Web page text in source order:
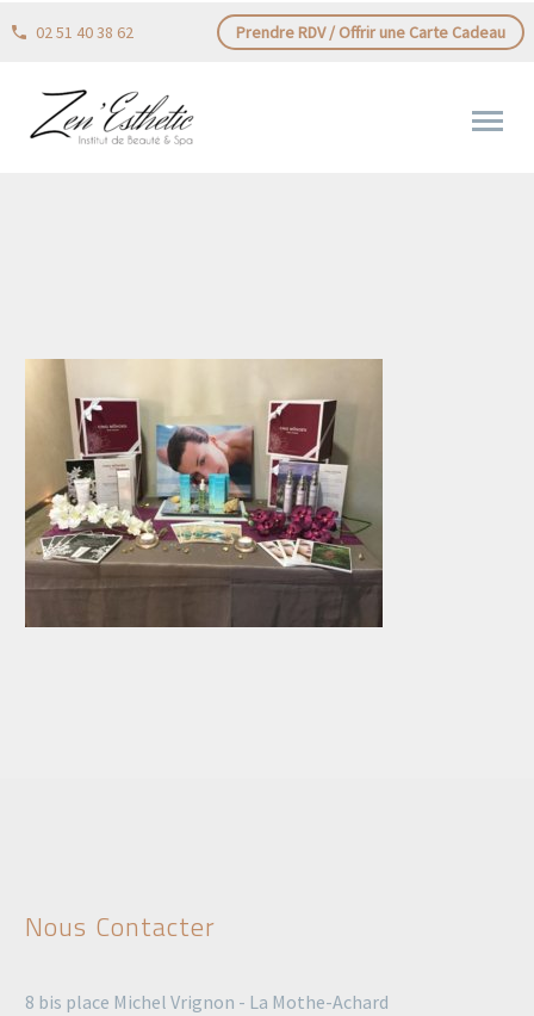
02 51 40 38 62 Prendre RDV / Offrir une Carte Cadeau
Nous Contacter
8 bis place Michel Vrignon - La Mothe-Achard